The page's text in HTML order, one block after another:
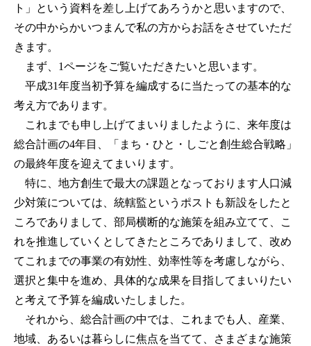
ト」という資料を差し上げてあろうかと思いますので、
その中からかいつまんで私の方からお話をさせていただ
きます。
まず、1ページをご覧いただきたいと思います。
平成31年度当初予算を編成するに当たっての基本的な
考え方であります。
これまでも申し上げてまいりましたように、来年度は
総合計画の4年目、「まち・ひと・しごと創生総合戦略」
の最終年度を迎えてまいります。
特に、地方創生で最大の課題となっております人口減
少対策については、統轄監というポストも新設をしたと
ころでありまして、部局横断的な施策を組み立てて、こ
れを推進していくとしてきたところでありまして、改め
てこれまでの事業の有効性、効率性等を考慮しながら、
選択と集中を進め、具体的な成果を目指してまいりたい
と考えて予算を編成いたしました。
それから、総合計画の中では、これまでも人、産業、
地域、あるいは暮らしに焦点を当てて、さまざまな施策